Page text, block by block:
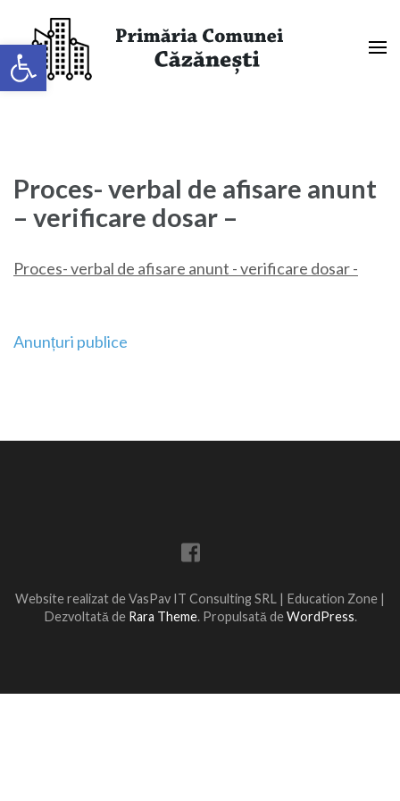
Deschide bara de unelte
conținut
(apasă
Primaria Comunei Căzănești,
Proces- verbal de afisare anunt
– verificare dosar –
Proces- verbal de afisare anunt - verificare dosar -
Navigare
Anunțuri publice
Website realizat de VasPav IT Consulting SRL | Education Zone |
Dezvoltată de Rara Theme. Propulsată deWordPress.